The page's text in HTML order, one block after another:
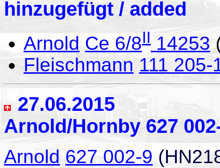
hinzugefügt / added
Arnold Ce 6/8II 14253
Fleischmann 111 205-
27.06.2015
Arnold/Hornby 627
Arnold 627 002-9